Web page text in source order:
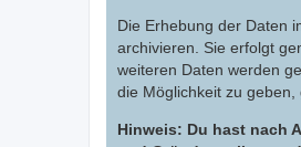
Die Erhebung der Daten
archivieren. Sie erfolgt
weiteren Daten werden
die Möglichkeit zu
Hinweis: Du hast nach